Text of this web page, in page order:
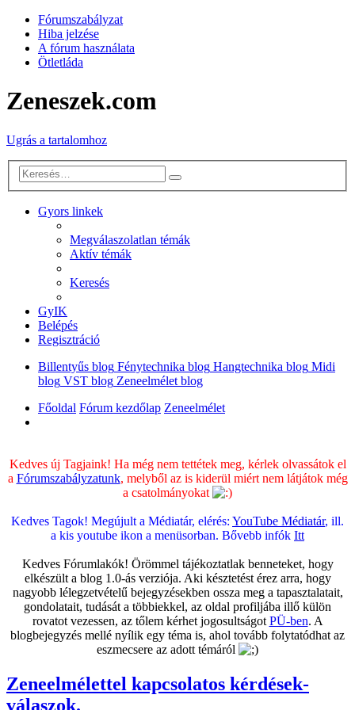
Fórumszabályzat
Hiba jelzése
A fórum használata
Ötletláda
Zeneszek.com
Ugrás a tartalomhoz
Keresés
Gyors linkek
Megválaszolatlan témák
Aktív témák
Keresés
GyIK
Belépés
Regisztráció
Billentyűs blog Fénytechnika blog Hangtechnika blog Midi
blog VST blog Zeneelmélet blog
Főoldal Fórum kezdőlap Zeneelmélet
Kedves új Tagjaink! Ha még nem tettétek meg, kérlek olvassátok el
a Fórumszabályzatunk, melyből az is kiderül miért nem látjátok még
a csatolmányokat
Kedves Tagok! Megújult a Médiatár, elérés: YouTube Médiatár, ill.
a kis youtube ikon a menüsorban. Bővebb infók Itt
Kedves Fórumlakók! Örömmel tájékoztatlak benneteket, hogy
elkészült a blog 1.0-ás verziója. Aki késztetést érez arra, hogy
nagyobb lélegzetvételű bejegyzésekben ossza meg a tapasztalatait,
gondolatait, tudását a többiekkel, az oldal profiljába illő külön
rovatot vezessen, az tőlem kérhet jogosultságotPÜ-ben. A
blogbejegyzés mellé nyílik egy téma is, ahol tovább folytatódhat az
eszmecsere az adott témáról
Zeneelmélettel kapcsolatos kérdések-
válaszok.